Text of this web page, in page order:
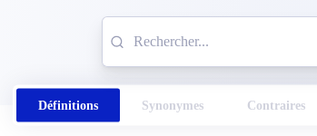
Définitions Synonymes Contraires